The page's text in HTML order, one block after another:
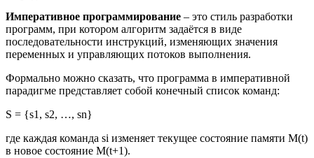
Императивное программирование – это стиль разработки
программ, при котором алгоритм задаётся в виде
последовательности инструкций, изменяющих значения
переменных и управляющих потоков выполнения.
Формально можно сказать, что программа в императивной
парадигме представляет собой конечный список команд:
S = {s1, s2, …, sn}
где каждая команда si изменяет текущее состояние памяти M(t)
в новое состояние M(t+1).